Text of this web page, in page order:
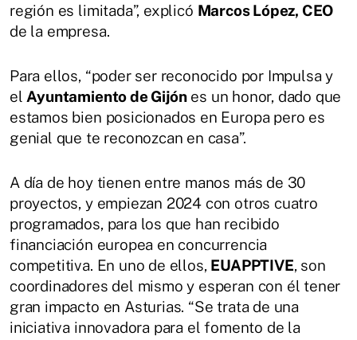
región es limitada”, explicó Marcos López, CEO
de la empresa.
Para ellos, “poder ser reconocido por Impulsa y
el Ayuntamiento de Gijónes un honor, dado que
estamos bien posicionados en Europa pero es
genial que te reconozcan en casa”.
A día de hoy tienen entre manos más de 30
proyectos, y empiezan 2024 con otros cuatro
programados, para los que han recibido
financiación europea en concurrencia
competitiva. En uno de ellos, EUAPPTIVE, son
coordinadores del mismo y esperan con él tener
gran impacto en Asturias. “Se trata de una
iniciativa innovadora para el fomento de la